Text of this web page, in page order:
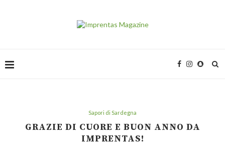
Sapori di Sardegna
GRAZIE DI CUORE E BUON ANNO DA
IMPRENTAS!